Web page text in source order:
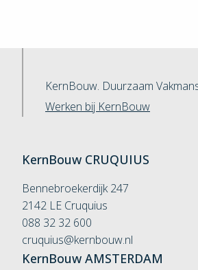
KernBouw. Duurzaam
Werken bij KernBouw
KernBouw CRUQUIUS
Bennebroekerdijk 247
2142 LE Cruquius
088 32 32 600
cruquius@kernbouw.nl
KernBouw AMSTERDAM